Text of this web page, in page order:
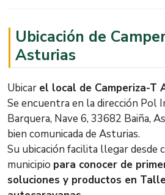
Ubicación de
Asturias
Ubicar el local de Camperiza-T
Se encuentra en la dirección Pol
Barquera, Nave 6, 33682 Baiña,
bien comunicada de Asturias.
Su ubicación facilita llegar desde
municipio para conocer de
soluciones y productos en